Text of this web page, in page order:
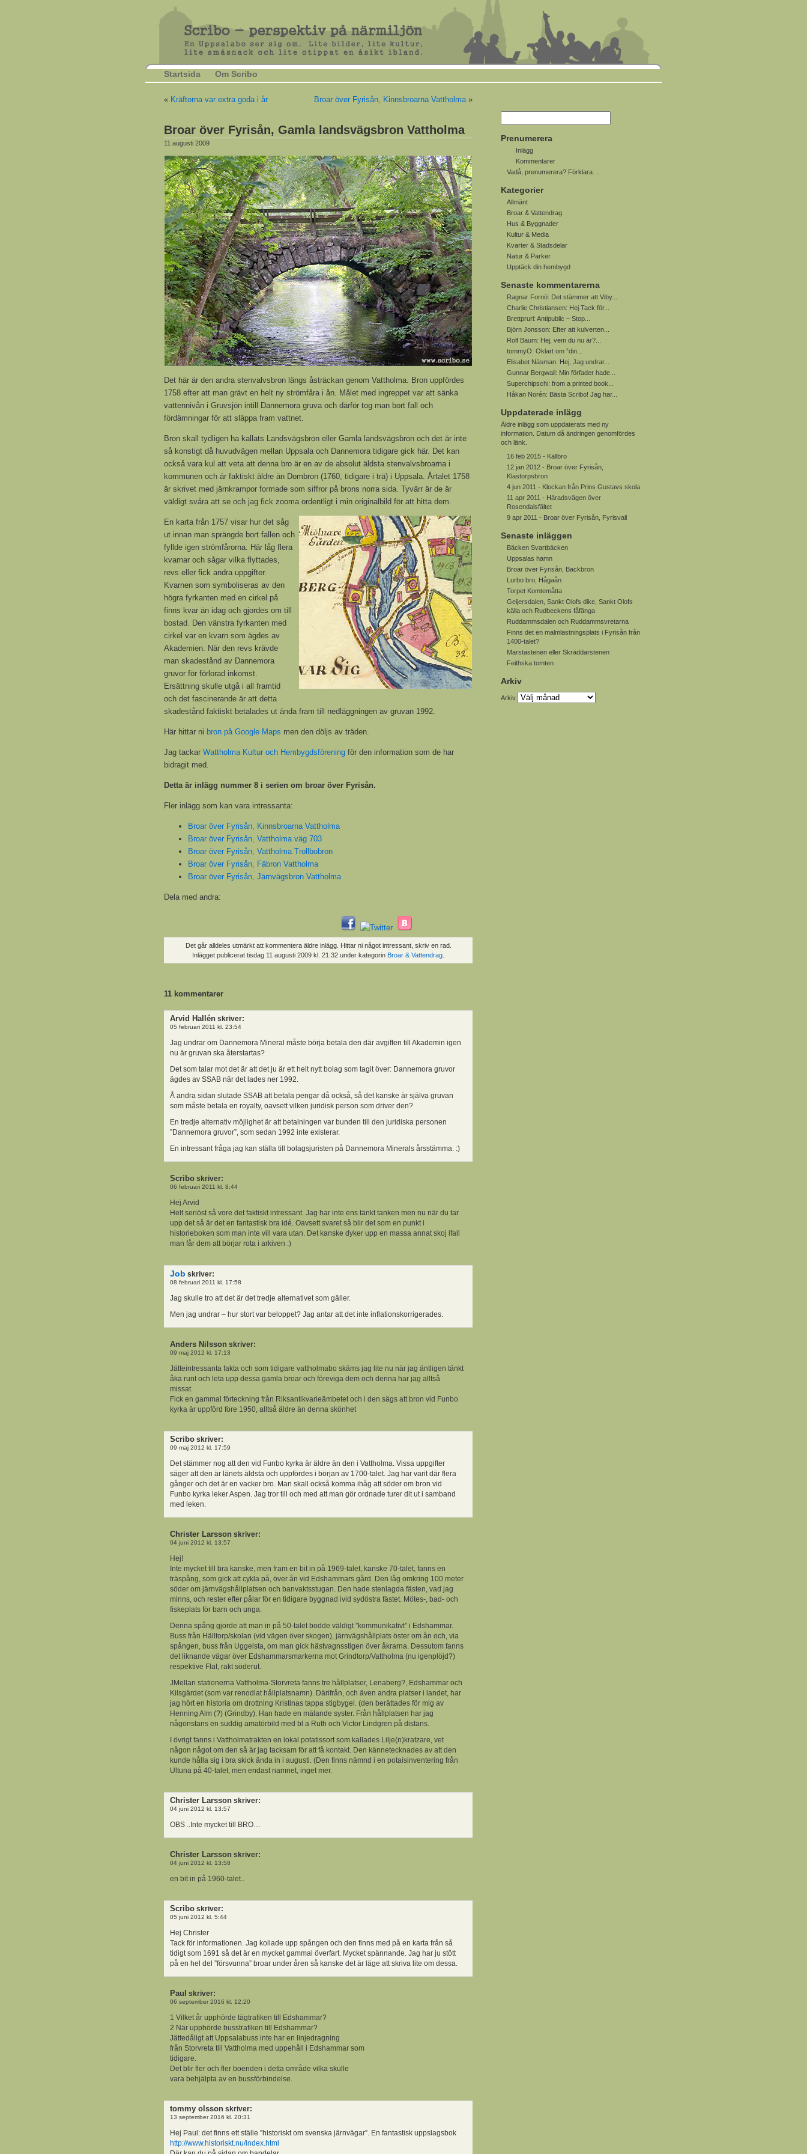
Startsida Om Scribo
« Kräftorna var extra goda i år Broar över Fyrisån, Kinnsbroarna Vattholma»
Broar över Fyrisån, Gamla landsvägsbron Vattholma
11 augusti 2009
Det här är den andra stenvalvsbron längs åsträckan genom Vattholma. Bron uppfördes
1758 efter att man grävt en helt ny strömfåra i ån. Målet med ingreppet var att sänka
vattennivån i Gruvsjön intill Dannemora gruva och därför tog man bort fall och
fördämningar för att släppa fram vattnet.
Bron skall tydligen ha kallats Landsvägsbron eller Gamla landsvägsbron och det är inte
så konstigt då huvudvägen mellan Uppsala och Dannemora tidigare gick här. Det kan
också vara kul att veta att denna bro är en av de absolut äldsta stenvalvsbroarna i
kommunen och är faktiskt äldre än Dombron (1760, tidigare i trä) i Uppsala. Årtalet 1758
är skrivet med järnkrampor formade som siffror på brons norra sida. Tyvärr är de är
väldigt svåra att se och jag fick zooma ordentligt i min originalbild för att hitta dem.
En karta från 1757 visar hur det såg
ut innan man sprängde bort fallen och
fyllde igen strömfårorna. Här låg flera
kvarnar och sågar vilka flyttades,
revs eller fick andra uppgifter.
Kvarnen som symboliseras av den
högra fyrkanten med en cirkel på
finns kvar än idag och gjordes om till
bostad. Den vänstra fyrkanten med
cirkel var en kvarn som ägdes av
Akademien. När den revs krävde
man skadestånd av Dannemora
gruvor för förlorad inkomst.
Ersättning skulle utgå i all framtid
och det fascinerande är att detta
skadestånd faktiskt betalades ut ända fram till nedläggningen av gruvan 1992.
Här hittar ni bron på Google Maps men den döljs av träden.
Jag tackar Wattholma Kultur och Hembygdsförening för den information som de har
bidragit med.
Detta är inlägg nummer 8 i serien om broar över Fyrisån.
Fler inlägg som kan vara intressanta:
Broar över Fyrisån, Kinnsbroarna Vattholma
Broar över Fyrisån, Vattholma väg 703
Broar över Fyrisån, Vattholma Trollbobron
Broar över Fyrisån, Fäbron Vattholma
Broar över Fyrisån, Järnvägsbron Vattholma
Dela med andra:
Det går alldeles utmärkt att kommentera äldre inlägg. Hittar ni något intressant, skriv en rad.
Inlägget publicerat tisdag 11 augusti 2009 kl. 21:32 under kategorin Broar & Vattendrag
11 kommentarer
Arvid Hallén skriver:
05 februari 2011 kl. 23:54
Jag undrar om Dannemora Mineral måste börja betala den där avgiften till Akademin igen
nu är gruvan ska återstartas?
Det som talar mot det är att det ju är ett helt nytt bolag som tagit över: Dannemora gruvor
ägdes av SSAB när det lades ner 1992.
Å andra sidan slutade SSAB att betala pengar då också, så det kanske är själva gruvan
som måste betala en royalty, oavsett vilken juridisk person som driver den?
En tredje alternativ möjlighet är att betalningen var bunden till den juridiska personen
”Dannemora gruvor”, som sedan 1992 inte existerar.
En intressant fråga jag kan ställa till bolagsjuristen på Dannemora Minerals årsstämma. :)
Scribo skriver:
06 februari 2011 kl. 8:44
Hej Arvid
Helt seriöst så vore det faktiskt intressant. Jag har inte ens tänkt tanken men nu när du tar
upp det så är det en fantastisk bra idé. Oavsett svaret så blir det som en punkt i
historieboken som man inte vill vara utan. Det kanske dyker upp en massa annat skoj ifall
man får dem att börjar rota i arkiven :)
Job skriver:
08 februari 2011 kl. 17:58
Jag skulle tro att det är det tredje alternativet som gäller.
Men jag undrar – hur stort var beloppet? Jag antar att det inte inflationskorrigerades.
Anders Nilsson skriver:
09 maj 2012 kl. 17:13
Jätteintressanta fakta och som tidigare vattholmabo skäms jag lite nu när jag äntligen tänkt
åka runt och leta upp dessa gamla broar och föreviga dem och denna har jag alltså
missat.
Fick en gammal förteckning från Riksantikvarieämbetet och i den sägs att bron vid Funbo
kyrka är uppförd före 1950, alltså äldre än denna skönhet
Scribo skriver:
09 maj 2012 kl. 17:59
Det stämmer nog att den vid Funbo kyrka är äldre än den i Vattholma. Vissa uppgifter
säger att den är länets äldsta och uppfördes i början av 1700-talet. Jag har varit där flera
gånger och det är en vacker bro. Man skall också komma ihåg att söder om bron vid
Funbo kyrka leker Aspen. Jag tror till och med att man gör ordnade turer dit ut i samband
med leken.
Christer Larsson skriver:
04 juni 2012 kl. 13:57
Hej!
Inte mycket till bra kanske, men fram en bit in på 1969-talet, kanske 70-talet, fanns en
träspång, som gick att cykla på, över ån vid Edshammars gård. Den låg omkring 100 meter
söder om järnvägshållplatsen och banvaktsstugan. Den hade stenlagda fästen, vad jag
minns, och rester efter pålar för en tidigare byggnad ivid sydöstra fästet. Mötes-, bad- och
fiskeplats för barn och unga.
Denna spång gjorde att man in på 50-talet bodde väldigt ”kommunikativt” i Edshammar.
Buss från Hälltorp/skolan (vid vägen över skogen), järnvägshållplats öster om ån och, via
spången, buss från Uggelsta, om man gick hästvagnsstigen över åkrarna. Dessutom fanns
det liknande vägar över Edshammarsmarkerna mot Grindtorp/Vattholma (nu igenplöjd?)
respektive Flat, rakt söderut.
JMellan stationerna Vattholma-Storvreta fanns tre hållplatser, Lenaberg?, Edshammar och
Kilsgärdet (som var renodlat hållplatsnamn). Därifrån, och även andra platser i landet, har
jag hört en historia om drottning Kristinas tappa stigbygel. (den berättades för mig av
Henning Alm (?) (Grindby). Han hade en mälande syster. Från hållplatsen har jag
någonstans en suddig amatörbild med bl a Ruth och Victor Lindgren på distans.
I övrigt fanns i Vattholmatrakten en lokal potatissort som kallades Lilje(n)kratzare, vet
någon något om den så är jag tacksam för att få kontakt. Den kännetecknades av att den
kunde hålla sig i bra skick ända in i augusti. (Den finns nämnd i en potaisinventering från
Ultuna på 40-talet, men endast namnet, inget mer.
Christer Larsson skriver:
04 juni 2012 kl. 13:57
OBS ..Inte mycket till BRO…
Christer Larsson skriver:
04 juni 2012 kl. 13:58
en bit in på 1960-talet..
Scribo skriver:
05 juni 2012 kl. 5:44
Hej Christer
Tack för informationen. Jag kollade upp spången och den finns med på en karta från så
tidigt som 1691 så det är en mycket gammal överfart. Mycket spännande. Jag har ju stött
på en hel del ”försvunna” broar under åren så kanske det är läge att skriva lite om dessa.
Paul skriver:
06 september 2016 kl. 12:20
1 Vilket år upphörde tägtrafiken till Edshammar?
2 När upphörde busstrafiken till Edshammar?
Jättedåligt att Uppsalabuss inte har en linjedragning
från Storvreta till Vattholma med uppehåll i Edshammar som
tidigare.
Det blir fler och fler boenden i detta område vilka skulle
vara behjälpta av en bussförbindelse.
tommy olsson skriver:
13 september 2016 kl. 20:31
Hej Paul: det finns ett ställe ”historiskt om svenska järnvägar”. En fantastisk uppslagsbok
http://www.historiskt.nu/index.html
Prenumerera
Inlägg
Kommentarer
Vadå, prenumerera? Förklara…
Kategorier
Allmänt
Broar & Vattendrag
Hus & Byggnader
Kultur & Media
Kvarter & Stadsdelar
Natur & Parker
Upptäck din hembygd
Senaste kommentarerna
Ragnar Fornö: Det stämmer att Viby...
Charlie Christiansen: Hej Tack för...
Brettprurl: Antipublic – Stop...
Björn Jonsson: Efter att kulverten...
Rolf Baum: Hej, vem du nu är?...
tommyO: Oklart om ”din...
Elisabet Näsman: Hej, Jag undrar...
Gunnar Bergwall: Min förfader hade...
Superchipschi: from a printed book...
Håkan Norén: Bästa Scribo! Jag har...
Uppdaterade inlägg
Äldre inlägg som uppdaterats med ny
information. Datum då ändringen genomfördes
och länk.
16 feb 2015 - Källbro
12 jan 2012 - Broar över Fyrisån,
Klastorpsbron
4 jun 2011 - Klockan från Prins Gustavs skola
11 apr 2011 - Häradsvägen över
Rosendalsfältet
9 apr 2011 - Broar över Fyrisån, Fyrisvall
Senaste inläggen
Bäcken Svartbäcken
Uppsalas hamn
Broar över Fyrisån, Backbron
Lurbo bro, Hågaån
Torpet Komtemåtta
Geijersdalen, Sankt Olofs dike, Sankt Olofs
källa och Rudbeckens fåfänga
Ruddammsdalen och Ruddammsvretarna
Finns det en malmlastningsplats i Fyrisån från
1400-talet?
Marstastenen eller Skräddarstenen
Feithska tomten
Arkiv
Arkiv